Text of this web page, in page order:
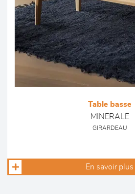
Table basse
MINERALE
GIRARDEAU
En savoir plus